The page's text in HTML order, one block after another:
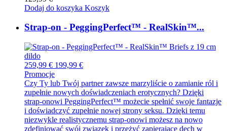
Dodaj do koszyka Koszyk
Strap-on - PeggingPerfect™ - RealSkin™...
259,99 € 199,99 €
Promocje
Czy Ty lub Twój partner zawsze marzyliście o zamianie ról i
zupełnie nowych doświadczeniach erotycznych? Dzięki
strap-onowi PeggingPerfect™ możecie spełnić swoje fantazje
i doświadczyć zupełnie nowej strony seksu. Dzięki temu
niezwykle realistycznemu strap-onowi możesz na nowo
zdefiniować swój związek i przeżyć zapierające dech w